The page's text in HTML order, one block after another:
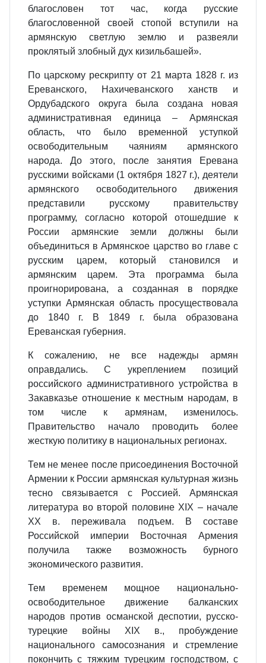
благословен тот час, когда русские
благословенной своей стопой вступили на
армянскую светлую землю и развеяли
проклятый злобный дух кизильбашей».
По царскому рескрипту от 21 марта 1828 г. из
Ереванского, Нахичеванского ханств и
Ордубадского округа была создана новая
административная единица – Армянская
область, что было временной уступкой
освободительным чаяниям армянского
народа. До этого, после занятия Еревана
русскими войсками (1 октября 1827 г.), деятели
армянского освободительного движения
представили русскому правительству
программу, согласно которой отошедшие к
России армянские земли должны были
объединиться в Армянское царство во главе с
русским царем, который становился и
армянским царем. Эта программа была
проигнорирована, а созданная в порядке
уступки Армянская область просуществовала
до 1840 г. В 1849 г. была образована
Ереванская губерния.
К сожалению, не все надежды армян
оправдались. С укреплением позиций
российского административного устройства в
Закавказье отношение к местным народам, в
том числе к армянам, изменилось.
Правительство начало проводить более
жесткую политику в национальных регионах.
Тем не менее после присоединения Восточной
Армении к России армянская культурная жизнь
тесно связывается с Россией. Армянская
литература во второй половине XIX – начале
XX в. переживала подъем. В составе
Российской империи Восточная Армения
получила также возможность бурного
экономического развития.
Тем временем мощное национально-
освободительное движение балканских
народов против османской деспотии, русско-
турецкие войны XIX в., пробуждение
национального самосознания и стремление
покончить с тяжким турецким господством, с